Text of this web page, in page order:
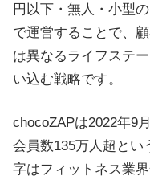
円以下・無人・小型
で運営することで、
は異なるライフステ
い込む戦略です。
chocoZAPは2022年9
会員数135万人超とい
字はフィットネス業